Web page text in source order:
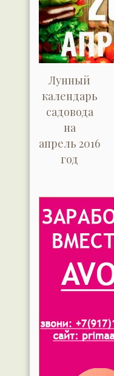
Лунный
календарь
садовода
на
апрель 2016
год